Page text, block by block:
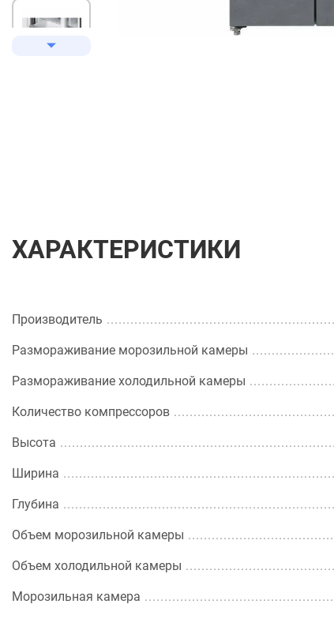
ХАРАКТЕРИСТИКИ
Производитель
Размораживание морозильной камеры
Размораживание холодильной камеры
Количество компрессоров
Высота
Ширина
Глубина
Объем морозильной камеры
Объем холодильной камеры
Морозильная камера